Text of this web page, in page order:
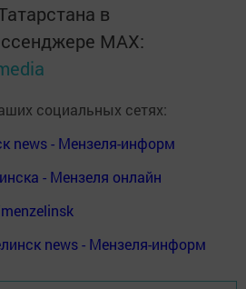
в
MАХ:
социальных сетях:
news - Мензеля-информ
- Мензеля онлайн
news - Мензеля-информ